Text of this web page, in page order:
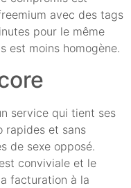
avec des tags
pour le même
est moins homogène.
service qui tient ses
rapides et sans
de sexe opposé.
conviviale et le
facturation à la